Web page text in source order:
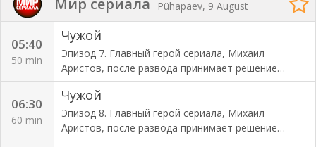
Pühapäev, 9 August
05:40
50 min
Чужой
Эпизод 7. Главный герой сериала, Михаил
Аристов, после развода принимает решение
вернуться на родину из Австралии, где работал
рейнджером в национальном парке. Он
абсолютно не представляет себе реалий жизни в
современной России. Он привык к обществу
равных перед законом людей, к полиции, которая
06:30
60 min
Чужой
Эпизод 8. Главный герой сериала, Михаил
Аристов, после развода принимает решение
вернуться на родину из Австралии, где работал